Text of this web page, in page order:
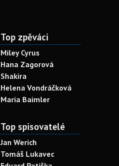
Top zpěváci
Miley Cyrus
Hana Zagorová
Shakira
Helena Vondráčková
Maria Baimler
Top spisovatelé
Jan Werich
Tomáš Lukavec